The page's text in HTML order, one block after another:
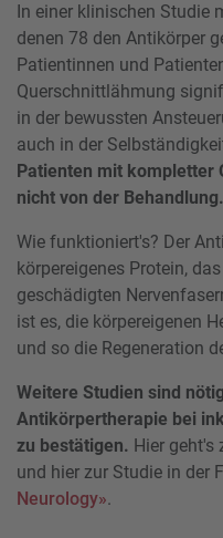
In einer klinischen Studie
denen 78 den Antikörper
Patientinnen und
Querschnittlähmung
in der bewussten
auch in der
Patienten mit kompletter
nicht von der Behandlung.
Wie funktioniert's? Der
körpereigenes Protein,
geschädigten
ist es, die körpereigenen
und so die Regeneration
Weitere Studien sind
Antikörpertherapie bei
zu bestätigen. Hier geht's
und hier zur Studie in der
Neurology».